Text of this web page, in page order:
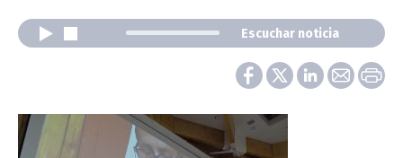
Escuchar noticia